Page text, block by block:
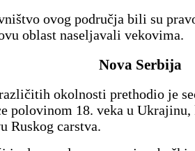
ovog područja bili su
oblast naseljavali vekovima.
Nova Serbija
okolnosti prethodio je
polovinom 18. veka u Ukrajinu,
Ruskog carstva.